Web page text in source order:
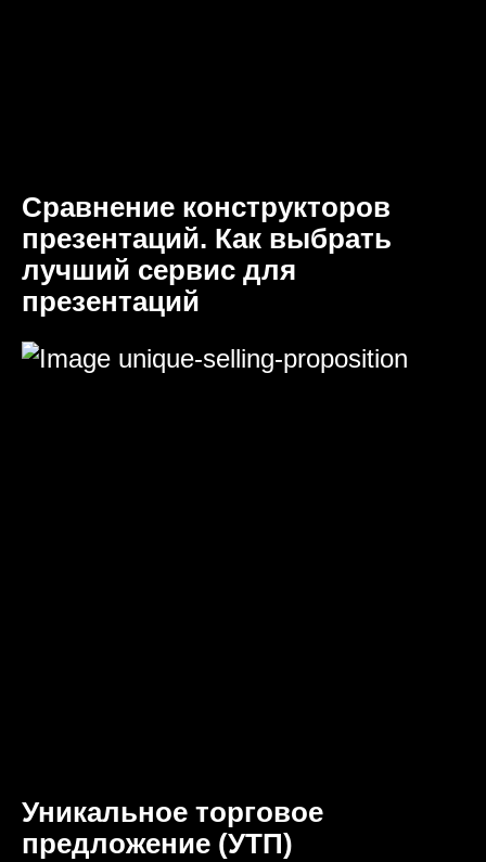
Сравнение конструкторов
презентаций. Как выбрать
лучший сервис для
презентаций
Уникальное торговое
предложение (УТП)